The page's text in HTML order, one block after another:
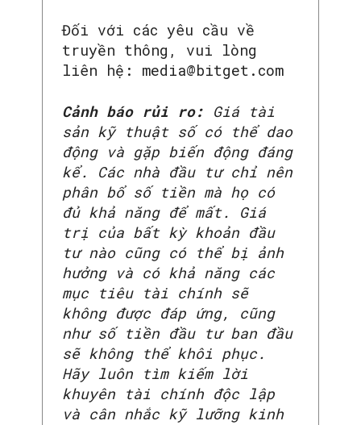
Đối với các yêu cầu về
truyền thông, vui lòng
liên hệ: media@bitget.com
Cảnh báo rủi ro: Giá tài
sản kỹ thuật số có thể dao
động và gặp biến động đáng
kể. Các nhà đầu tư chỉ nên
phân bổ số tiền mà họ có
đủ khả năng để mất. Giá
trị của bất kỳ khoản đầu
tư nào cũng có thể bị ảnh
hưởng và có khả năng các
mục tiêu tài chính sẽ
không được đáp ứng, cũng
như số tiền đầu tư ban đầu
sẽ không thể khôi phục.
Hãy luôn tìm kiếm lời
khuyên tài chính độc lập
và cân nhắc kỹ lưỡng kinh